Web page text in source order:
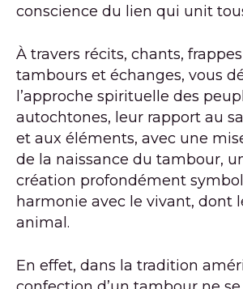
conscience du lien qui unit
À travers récits, chants,
tambours et échanges, vous
l’approche spirituelle des
autochtones, leur rapport au
et aux éléments, avec une
de la naissance du tambour,
création profondément
harmonie avec le vivant, dont
animal.
En effet, dans la tradition